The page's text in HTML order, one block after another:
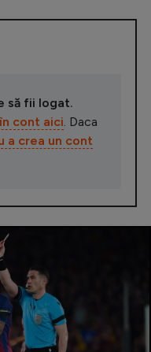
să fii logat.
cont aici. Daca
a crea un cont